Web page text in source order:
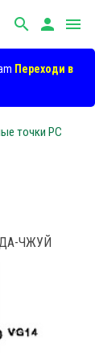
search person menu
Переходи в
точки PC
ДА-ЧЖУЙ